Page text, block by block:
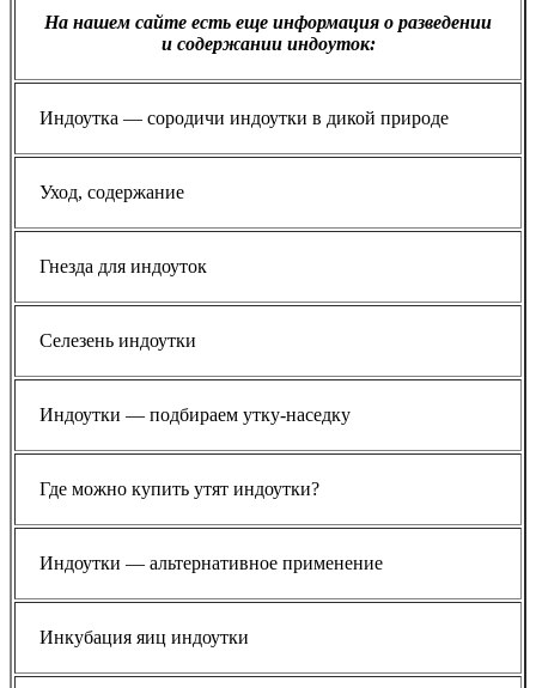
На нашем сайте есть еще информация о разведении
и содержании индоуток:
Индоутка — сородичи индоутки в дикой природе
Уход, содержание
Гнезда для индоуток
Селезень индоутки
Индоутки — подбираем утку-наседку
Где можно купить утят индоутки?
Индоутки — альтернативное применение
Инкубация яиц индоутки